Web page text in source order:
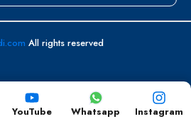
All rights reserved
YouTube Whatsapp Instagram